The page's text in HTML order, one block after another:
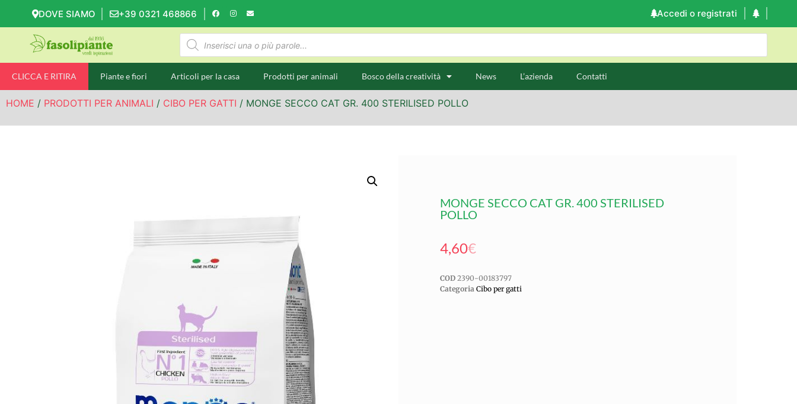
DOVE SIAMO +39 0321 468866 Accedi o registrati
CLICCA E RITIRA Piante e fiori Articoli per la casa Prodotti per animali Bosco della creatività News L’azienda Contatti
HOME / PRODOTTI PER ANIMALI / CIBO PER GATTI / MONGE SECCO CAT GR. 400 STERILISED POLLO
MONGE SECCO CAT GR. 400 STERILISED
POLLO
4,60€
COD 2390-00183797
Categoria Cibo per gatti